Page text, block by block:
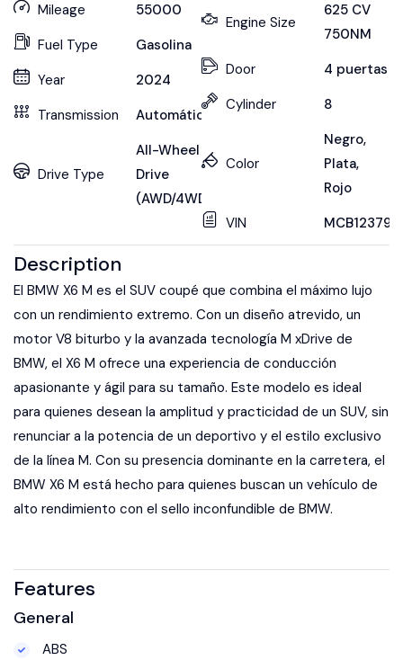
Mileage
55000
Fuel Type
Gasolina
Year
2024
Transmission
Automático
Drive Type
All-Wheel
Drive
(AWD/4WD)
Engine Size
625 CV
750NM
Door
4 puertas
Cylinder
8
Color
Negro,
Plata,
Rojo
VIN
MCB123797
Description
El BMW X6 M es el SUV coupé que combina el máximo lujo
con un rendimiento extremo. Con un diseño atrevido, un
motor V8 biturbo y la avanzada tecnología M xDrive de
BMW, el X6 M ofrece una experiencia de conducción
apasionante y ágil para su tamaño. Este modelo es ideal
para quienes desean la amplitud y practicidad de un SUV, sin
renunciar a la potencia de un deportivo y el estilo exclusivo
de la línea M. Con su presencia dominante en la carretera, el
BMW X6 M está hecho para quienes buscan un vehículo de
alto rendimiento con el sello inconfundible de BMW.
Features
General
ABS